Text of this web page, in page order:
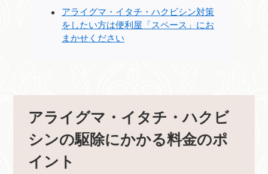
アライグマ・イタチ・ハクビシン対策
をしたい方は便利屋「スペース」にお
まかせください
アライグマ・イタチ・ハクビ
シンの駆除にかかる料金のポ
イント